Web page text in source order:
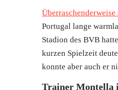
Portugal lange
Stadion des BVB
kurzen Spielzeit
konnte aber auch er
Trainer